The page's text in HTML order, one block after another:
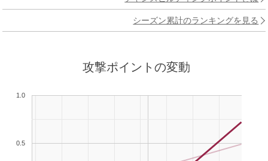
シーズン累計のランキングを見る
攻撃ポイントの変動
0.5
1.0